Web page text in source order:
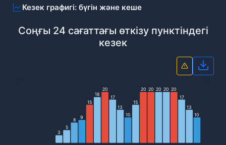
Кезек графигі: бүгін және кеше
Соңғы 24 сағаттағы өткізу пунктіндегі
кезек
3
5
8 9
15
18
20
17
13
10
15
20 20 20 20 20
17
13
10